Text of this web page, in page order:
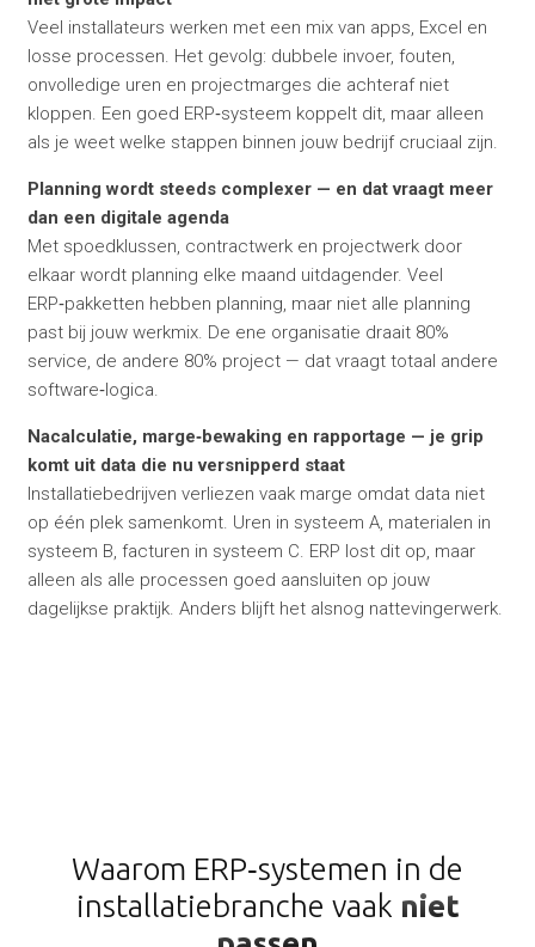
Veel installateurs werken met een mix van apps, Excel en
losse processen. Het gevolg: dubbele invoer, fouten,
onvolledige uren en projectmarges die achteraf niet
kloppen. Een goed ERP‑systeem koppelt dit, maar alleen
als je weet welke stappen binnen jouw bedrijf cruciaal zijn.
Planning wordt steeds complexer — en dat vraagt meer
dan een digitale agenda
Met spoedklussen, contractwerk en projectwerk door
elkaar wordt planning elke maand uitdagender. Veel
ERP‑pakketten hebben planning, maar niet alle planning
past bij jouw werkmix. De ene organisatie draait 80%
service, de andere 80% project — dat vraagt totaal andere
software‑logica.
Nacalculatie, marge‑bewaking en rapportage — je grip
komt uit data die nu versnipperd staat
Installatiebedrijven verliezen vaak marge omdat data niet
op één plek samenkomt. Uren in systeem A, materialen in
systeem B, facturen in systeem C. ERP lost dit op, maar
alleen als alle processen goed aansluiten op jouw
dagelijkse praktijk. Anders blijft het alsnog nattevingerwerk.
Waarom ERP‑systemen in de
installatiebranche vaak niet